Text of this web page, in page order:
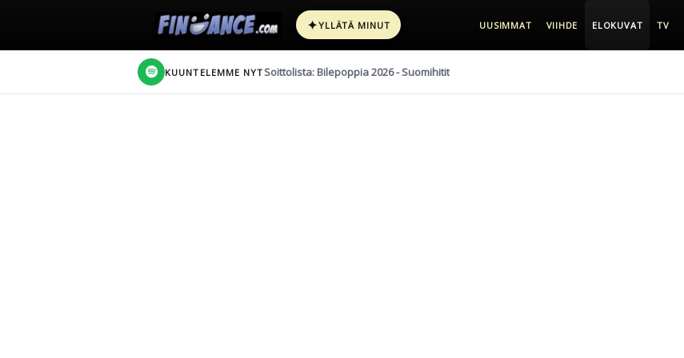
✦YLLÄTÄ MINUT UUSIMMAT VIIHDE ELOKUVAT TV
KUUNTELEMME NYT Soittolista: Bilepoppia 2026 - Suomihitit